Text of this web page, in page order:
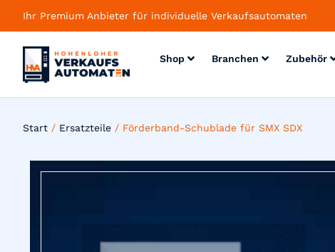
Ihr Premium Anbieter für individuelle Verkaufsautomaten
Shop Branchen Zubehör
Start / Ersatzteile / Förderband-Schublade für SMX SDX